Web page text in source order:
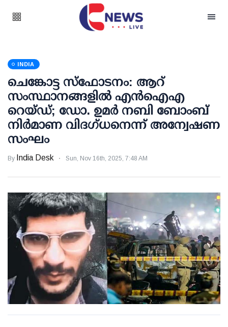
INDIA
ചെങ്കോട്ട സ്‌ഫോടനം: ആറ്
സംസ്ഥാനങ്ങളില്‍ എന്‍ഐഎ
റെയ്ഡ്; ഡോ. ഉമര്‍ നബി ബോംബ്
നിര്‍മാണ വിദഗ്ധനെന്ന് അന്വേഷണ
സംഘം
By India Desk Sun, Nov 16th, 2025, 7:48 AM